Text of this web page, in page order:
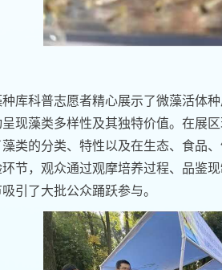
种库科普志愿者精心展示了微藻活体
现藻类多样性及其独特价值。在展
类的分类、特性以及在生态、食品
节，观众通过观摩培养过程、品鉴
引了大批公众踊跃参与。